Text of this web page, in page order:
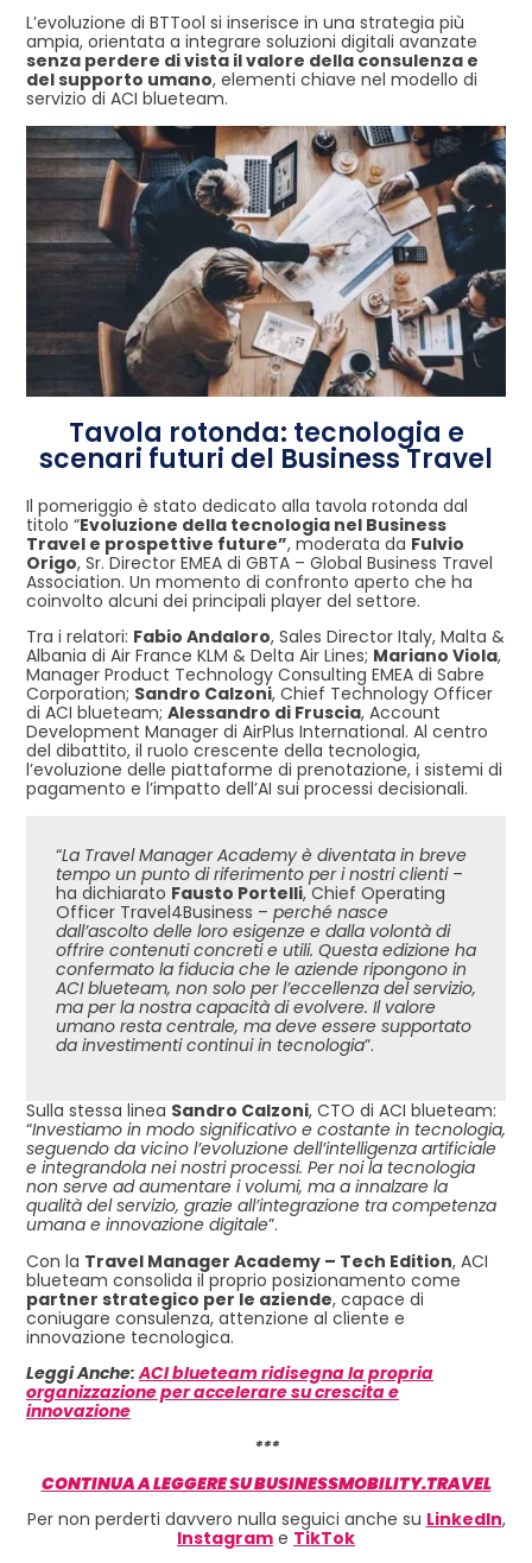
L’evoluzione di BTTool si inserisce in una strategia più
ampia, orientata a integrare soluzioni digitali avanzate
senza perdere di vista il valore della consulenza e
del supporto umano, elementi chiave nel modello di
servizio di ACI blueteam.
Tavola rotonda: tecnologia e
scenari futuri del Business Travel
Il pomeriggio è stato dedicato alla tavola rotonda dal
titolo “Evoluzione della tecnologia nel Business
Travel e prospettive future”, moderata da Fulvio
Origo, Sr. Director EMEA di GBTA – Global Business Travel
Association. Un momento di confronto aperto che ha
coinvolto alcuni dei principali player del settore.
Tra i relatori: Fabio Andaloro, Sales Director Italy, Malta &
Albania di Air France KLM & Delta Air Lines; Mariano Viola,
Manager Product Technology Consulting EMEA di Sabre
Corporation; Sandro Calzoni, Chief Technology Officer
di ACI blueteam; Alessandro di Fruscia, Account
Development Manager di AirPlus International. Al centro
del dibattito, il ruolo crescente della tecnologia,
l’evoluzione delle piattaforme di prenotazione, i sistemi di
pagamento e l’impatto dell’AI sui processi decisionali.
“La Travel Manager Academy è diventata in breve
tempo un punto di riferimento per i nostri clienti–
ha dichiarato Fausto Portelli, Chief Operating
Officer Travel4Business – perché nasce
dall’ascolto delle loro esigenze e dalla volontà di
offrire contenuti concreti e utili. Questa edizione ha
confermato la fiducia che le aziende ripongono in
ACI blueteam, non solo per l’eccellenza del servizio,
ma per la nostra capacità di evolvere. Il valore
umano resta centrale, ma deve essere supportato
da investimenti continui in tecnologia”.
Sulla stessa linea Sandro Calzoni, CTO di ACI blueteam:
“Investiamo in modo significativo e costante in tecnologia,
seguendo da vicino l’evoluzione dell’intelligenza artificiale
e integrandola nei nostri processi. Per noi la tecnologia
non serve ad aumentare i volumi, ma a innalzare la
qualità del servizio, grazie all’integrazione tra competenza
umana e innovazione digitale”.
Con la Travel Manager Academy – Tech Edition, ACI
blueteam consolida il proprio posizionamento come
partner strategico per le aziende, capace di
coniugare consulenza, attenzione al cliente e
innovazione tecnologica.
Leggi Anche:ACI blueteam ridisegna la propria
organizzazione per accelerare su crescita e
innovazione
***
CONTINUA A LEGGERE SU BUSINESSMOBILITY.TRAVEL
Per non perderti davvero nulla seguici anche su LinkedIn,
Instagram e TikTok